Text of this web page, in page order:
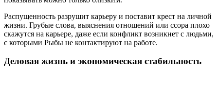
Распущенность разрушит карьеру и поставит крест на личной
жизни. Грубые слова, выяснения отношений или ссора плохо
скажутся на карьере, даже если конфликт возникнет с людьми,
с которыми Рыбы не контактируют на работе.
Деловая жизнь и экономическая стабильность